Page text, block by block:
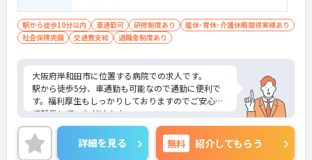
駅から徒歩10分以内 車通勤可 研修制度あり
産休･育休･介護休暇取得実績あり
社会保険完備
交通費支給 退職金制度あり
大阪府岸和田市に位置する病院での求人です。
駅から徒歩5分、車通勤も可能なので通勤に便利で
す。福利厚生もしっかりしておりますのでご安心し
て就業していただけます。
ご興味のある方はお気軽にご連絡ください。
詳細を見る 無料 紹介してもらう